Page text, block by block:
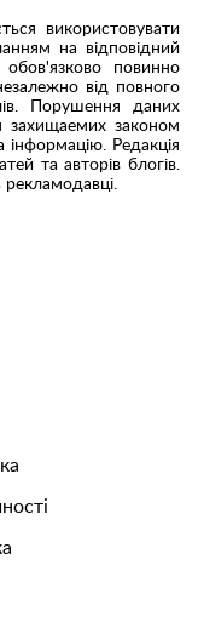
використовувати
на відповідний
обов'язково повинно
від повного
Порушення даних
захищаемих законом
інформацію. Редакція
та авторів блогів.
рекламодавці.